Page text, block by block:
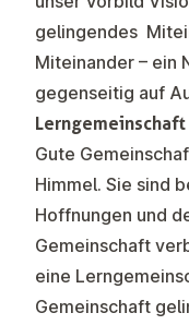
gelingendes
Miteinander – ein
gegenseitig auf
Lerngemeinschaft
Gute
Himmel. Sie sind
Hoffnungen und
Gemeinschaft
eine
Gemeinschaft